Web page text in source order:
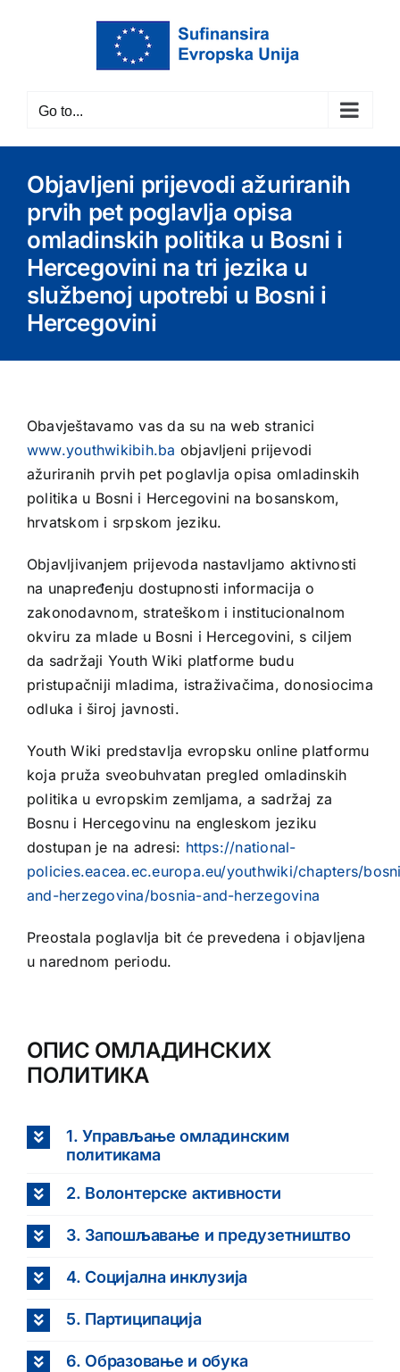
Go to...
Objavljeni prijevodi ažuriranih
prvih pet poglavlja opisa
omladinskih politika u Bosni i
Hercegovini na tri jezika u
službenoj upotrebi u Bosni i
Hercegovini
Obavještavamo vas da su na web stranici
www.youthwikibih.ba objavljeni prijevodi
ažuriranih prvih pet poglavlja opisa omladinskih
politika u Bosni i Hercegovini na bosanskom,
hrvatskom i srpskom jeziku.
Objavljivanjem prijevoda nastavljamo aktivnosti
na unapređenju dostupnosti informacija o
zakonodavnom, strateškom i institucionalnom
okviru za mlade u Bosni i Hercegovini, s ciljem
da sadržaji Youth Wiki platforme budu
pristupačniji mladima, istraživačima, donosiocima
odluka i široj javnosti.
Youth Wiki predstavlja evropsku online platformu
koja pruža sveobuhvatan pregled omladinskih
politika u evropskim zemljama, a sadržaj za
Bosnu i Hercegovinu na engleskom jeziku
dostupan je na adresi: https://national-
policies.eacea.ec.europa.eu/youthwiki/chapters/
and-herzegovina/bosnia-and-herzegovina
Preostala poglavlja bit će prevedena i objavljena
u narednom periodu.
ОПИС ОМЛАДИНСКИХ
ПОЛИТИКА
1. Управљање омладинским
политикама
2. Волонтерске активности
3. Запошљавање и предузетништво
4. Социјална инклузија
5. Партиципација
6. Образовање и обука